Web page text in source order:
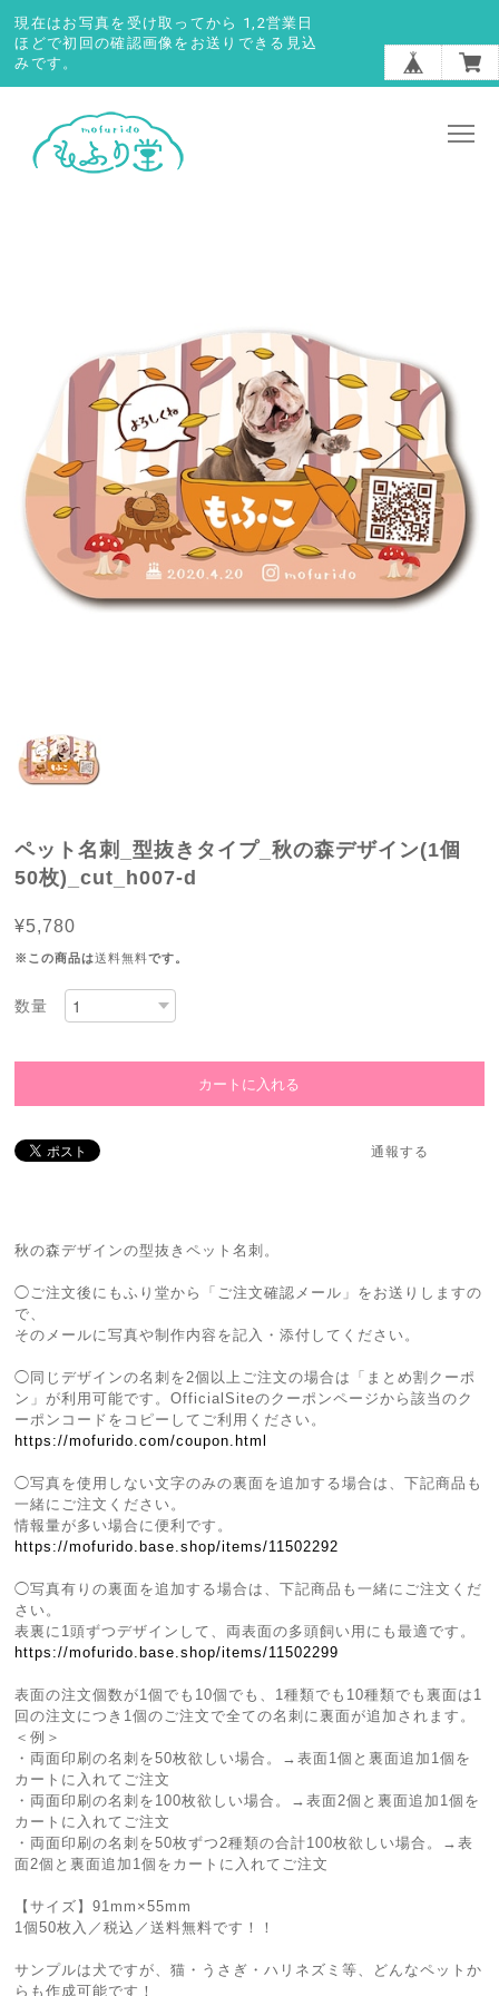
現在はお写真を受け取ってから 1,2営業日
ほどで初回の確認画像をお送りできる見込
みです。
ペット名刺_型抜きタイプ_秋の森デザイン(1個
50枚)_cut_h007-d
¥5,780
※この商品は送料無料です。
数量
通報する
秋の森デザインの型抜きペット名刺。
◯ご注文後にもふり堂から「ご注文確認メール」をお送りしますの
で、
そのメールに写真や制作内容を記入・添付してください。
◯同じデザインの名刺を2個以上ご注文の場合は「まとめ割クーポ
ン」が利用可能です。OfficialSiteのクーポンページから該当のク
ーポンコードをコピーしてご利用ください。
https://mofurido.com/coupon.html
◯写真を使用しない文字のみの裏面を追加する場合は、下記商品も
一緒にご注文ください。
情報量が多い場合に便利です。
https://mofurido.base.shop/items/11502292
◯写真有りの裏面を追加する場合は、下記商品も一緒にご注文くだ
さい。
表裏に1頭ずつデザインして、両表面の多頭飼い用にも最適です。
https://mofurido.base.shop/items/11502299
表面の注文個数が1個でも10個でも、1種類でも10種類でも裏面は1
回の注文につき1個のご注文で全ての名刺に裏面が追加されます。
＜例＞
・両面印刷の名刺を50枚欲しい場合。→表面1個と裏面追加1個を
カートに入れてご注文
・両面印刷の名刺を100枚欲しい場合。→表面2個と裏面追加1個を
カートに入れてご注文
・両面印刷の名刺を50枚ずつ2種類の合計100枚欲しい場合。→表
面2個と裏面追加1個をカートに入れてご注文
【サイズ】91mm×55mm
1個50枚入／税込／送料無料です！！
サンプルは犬ですが、猫・うさぎ・ハリネズミ等、どんなペットか
らも作成可能です！